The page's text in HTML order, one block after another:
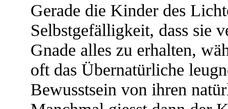
Gerade die Kinder des
Selbstgefälligkeit, dass sie
Gnade alles zu erhalten,
oft das Übernatürliche
Bewusstsein von ihren